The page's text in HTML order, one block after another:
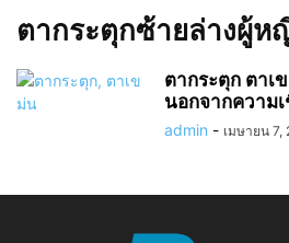
ตากระตุกซ้ายล่างผู้ห
ตากระตุก ตาเ
นอกจากความ
admin - เมษายน 7,